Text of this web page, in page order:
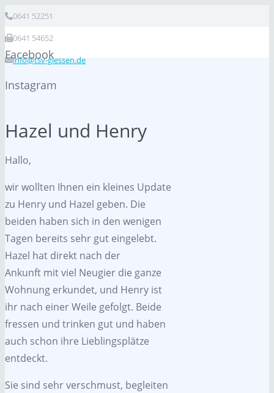
0641 52251
0641 54652
info@tsv-giessen.de
Facebook
Instagram
Hazel und Henry
Hallo,
wir wollten Ihnen ein kleines Update
zu Henry und Hazel geben. Die
beiden haben sich in den wenigen
Tagen bereits sehr gut eingelebt.
Hazel hat direkt nach der
Ankunft mit viel Neugier die ganze
Wohnung erkundet, und Henry ist
ihr nach einer Weile gefolgt. Beide
fressen und trinken gut und haben
auch schon ihre Lieblingsplätze
entdeckt.
Sie sind sehr verschmust, begleiten